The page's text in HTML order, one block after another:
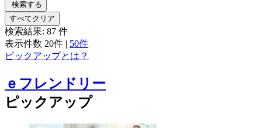
検索する
すべてクリア
検索結果: 87 件
表示件数 20件 | 50件
ピックアップとは？
ｅフレンドリー
ピックアップ